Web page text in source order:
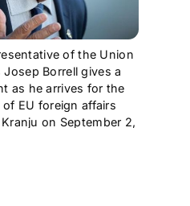
of the Union
Borrell gives a
as he arrives for the
EU foreign affairs
on September 2,